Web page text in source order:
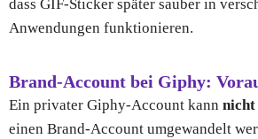
dass GIF-Sticker später sauber in
Anwendungen funktionieren.
Brand-Account bei Giphy:
Ein privater Giphy-Account kann nicht
einen Brand-Account umgewandelt